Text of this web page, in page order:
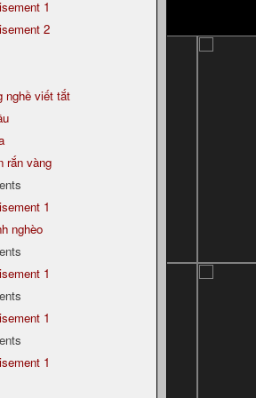
1
2
nghề viết tắt
rắn vàng
1
nghèo
1
1
1